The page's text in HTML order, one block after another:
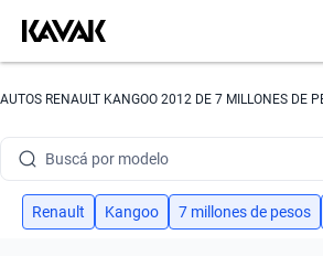
AUTOS RENAULT KANGOO 2012 DE 7 MILLONES DE
Buscá por modelo
Buscá por versión
Renault Kangoo 7 millones de pesos